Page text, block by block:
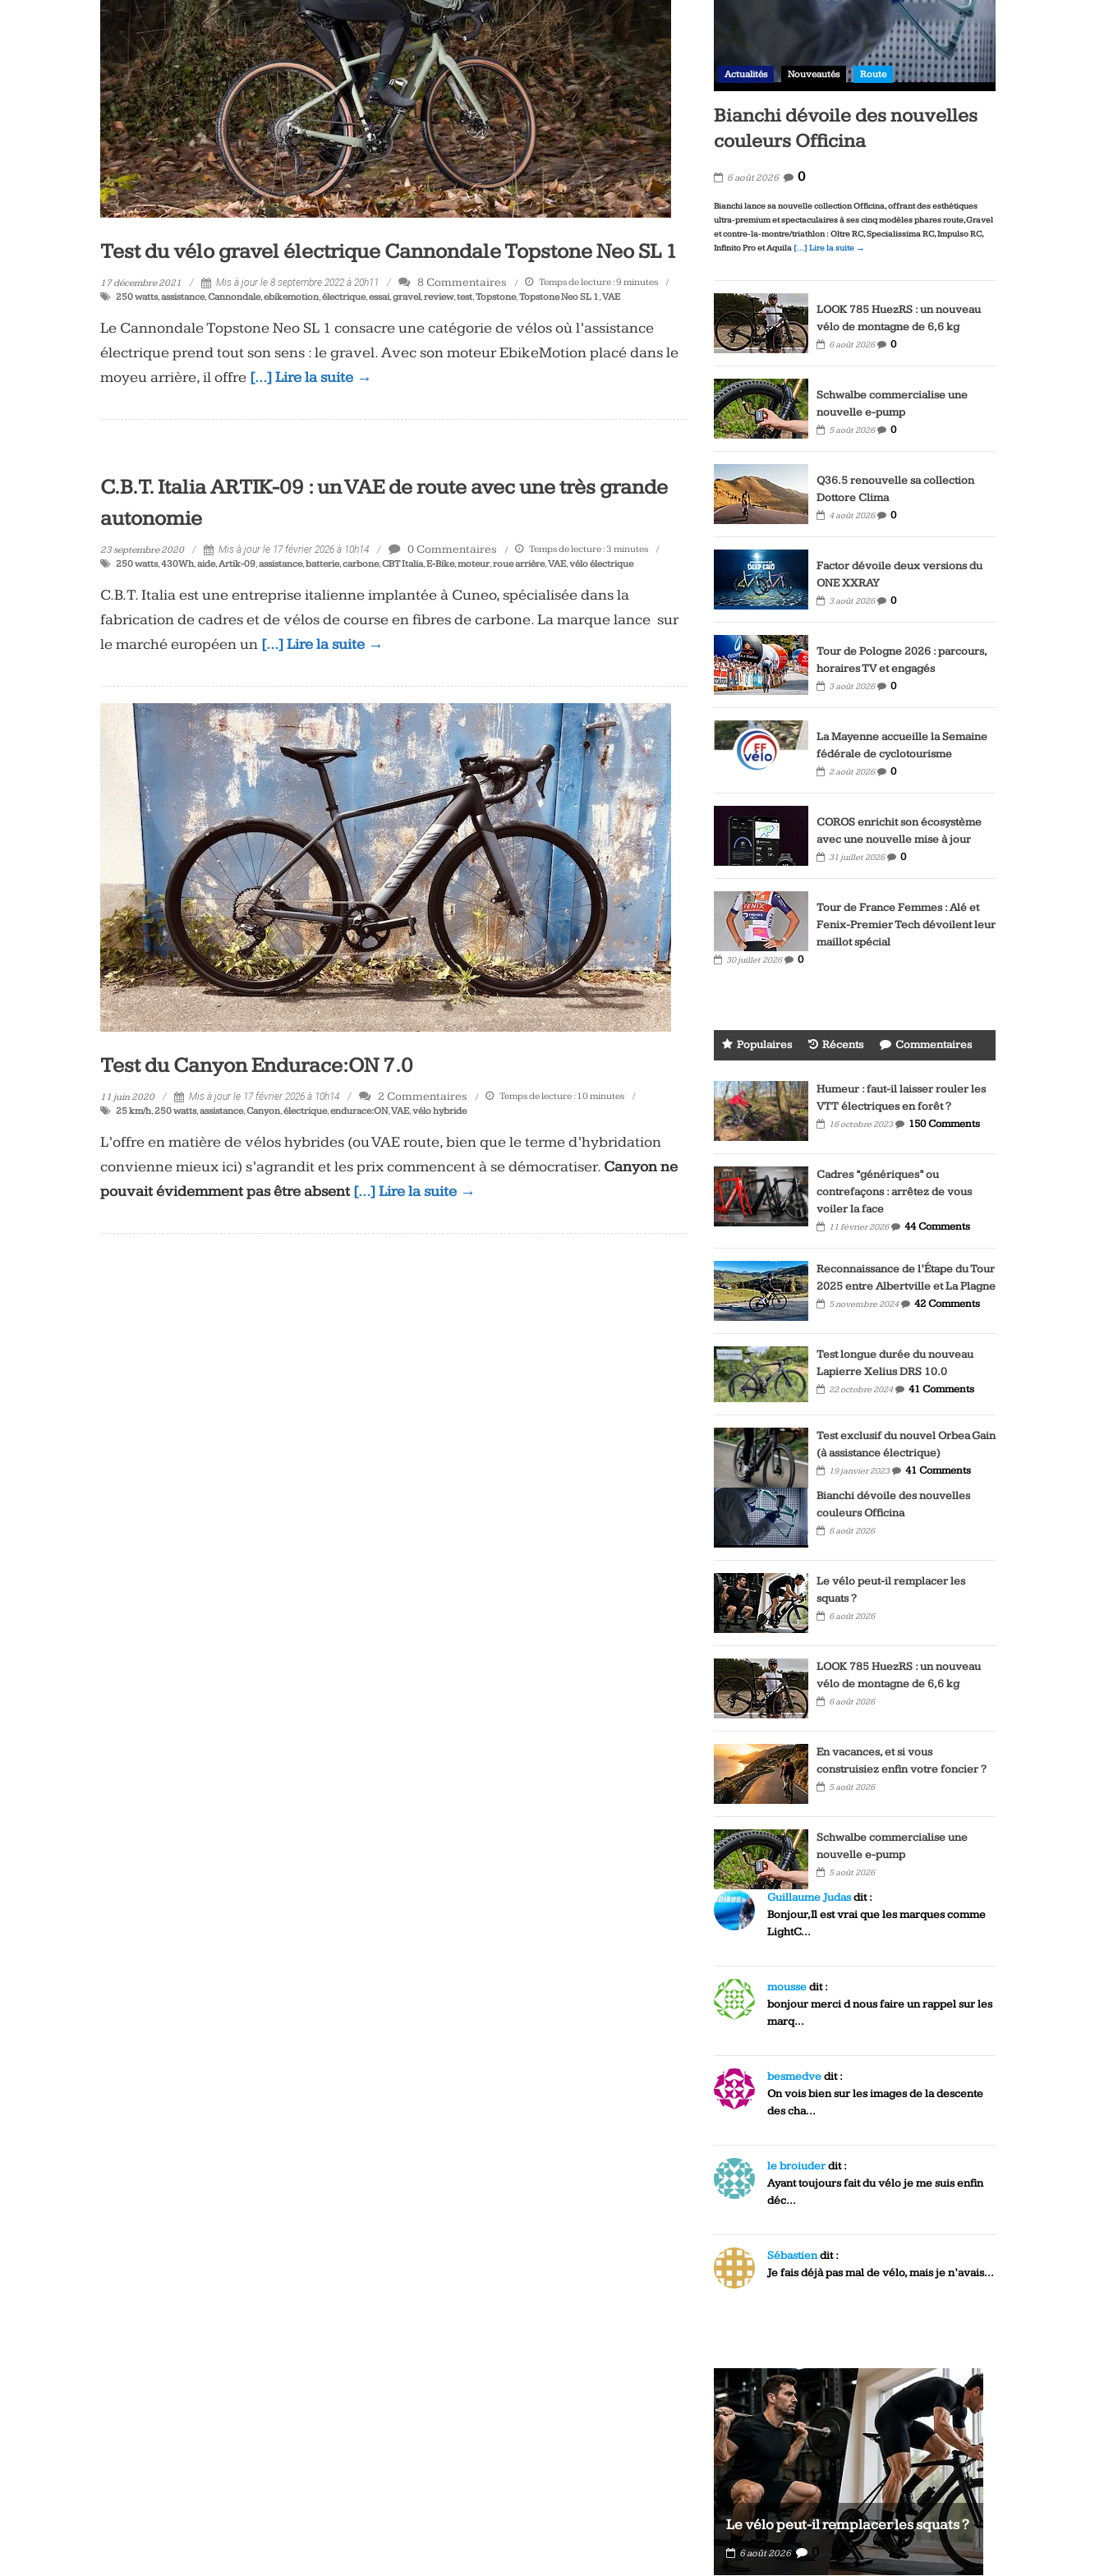
vélo
triathlon
Test du vélo gravel électrique Cannondale Topstone Neo SL 1
17 décembre 2021 Mis à jour le 8 septembre 2022 à 20h11 8 Commentaires Temps de lecture :9 minutes
250 watts,assistance,Cannondale,ebikemotion,électrique,essai,gravel,review,test,Topstone,Topstone Neo SL 1,VAE
Le Cannondale Topstone Neo SL 1 consacre une catégorie de vélos où l’assistance
électrique prend tout son sens : le gravel. Avec son moteur EbikeMotion placé dans le
moyeu arrière, il offre […] Lire la suite →
C.B.T. Italia ARTIK-09 : un VAE de route avec une très grande
autonomie
23 septembre 2020 Mis à jour le 17 février 2026 à 10h14 0 Commentaires Temps de lecture :3 minutes
250 watts,430Wh,aide,Artik-09,assistance,batterie,carbone,CBT Italia,E-Bike,moteur,roue arrière,VAE,vélo électrique
C.B.T. Italia est une entreprise italienne implantée à Cuneo, spécialisée dans la
fabrication de cadres et de vélos de course en fibres de carbone. La marque lance sur
le marché européen un […] Lire la suite →
Test du Canyon Endurace:ON 7.0
11 juin 2020 Mis à jour le 17 février 2026 à 10h14 2 Commentaires Temps de lecture : 10 minutes
25 km/h,250 watts,assistance,Canyon,électrique,endurace:ON,VAE,vélo hybride
L’offre en matière de vélos hybrides (ou VAE route, bien que le terme d’hybridation
convienne mieux ici) s’agrandit et les prix commencent à se démocratiser. Canyon ne
pouvait évidemment pas être absent[…] Lire la suite →
Actualités Nouveautés Route
Bianchi dévoile des nouvelles
couleurs Officina
6 août 2026 0
Bianchi lance sa nouvelle collection Officina, offrant des esthétiques
ultra‑premium et spectaculaires à ses cinq modèles phares route, Gravel
et contre‑la‑montre/triathlon : Oltre RC, Specialissima RC, Impulso RC,
Infinito Pro et Aquila […] Lire la suite →
LOOK 785 HuezRS : un nouveau
vélo de montagne de 6,6 kg
6 août 2026 0
Schwalbe commercialise une
nouvelle e-pump
5 août 2026 0
Q36.5 renouvelle sa collection
Dottore Clima
4 août 2026 0
Factor dévoile deux versions du
ONE XXRAY
3 août 2026 0
Tour de Pologne 2026 : parcours,
horaires TV et engagés
3 août 2026 0
La Mayenne accueille la Semaine
fédérale de cyclotourisme
2 août 2026 0
COROS enrichit son écosystème
avec une nouvelle mise à jour
31 juillet 2026 0
Tour de France Femmes : Alé et
Fenix-Premier Tech dévoilent leur
maillot spécial
30 juillet 2026 0
Populaires Récents Commentaires
Humeur : faut-il laisser rouler les
VTT électriques en forêt ?
16 octobre 2023 150 Comments
Cadres “génériques” ou
contrefaçons : arrêtez de vous
voiler la face
11 février 2026 44 Comments
Reconnaissance de l’Étape du Tour
2025 entre Albertville et La Plagne
5 novembre 2024 42 Comments
Test longue durée du nouveau
Lapierre Xelius DRS 10.0
22 octobre 2024 41 Comments
Test exclusif du nouvel Orbea Gain
(à assistance électrique)
19 janvier 2023
41 Comments
Bianchi dévoile des nouvelles
couleurs Officina
6 août 2026
Le vélo peut-il remplacer les
squats ?
6 août 2026
LOOK 785 HuezRS : un nouveau
vélo de montagne de 6,6 kg
6 août 2026
En vacances, et si vous
construisiez enfin votre foncier ?
5 août 2026
Schwalbe commercialise une
nouvelle e-pump
5 août 2026
Guillaume Judasdit :
Bonjour,Il est vrai que les marques comme
LightC...
moussedit :
bonjour merci d nous faire un rappel sur les
marq...
besmedvedit :
On vois bien sur les images de la descente
des cha...
le broiuderdit :
Ayant toujours fait du vélo je me suis enfin
déc...
Sébastiendit :
Je fais déjà pas mal de vélo, mais je n’avais...
Le vélo peut-il remplacer les squats ?
6 août 2026 0